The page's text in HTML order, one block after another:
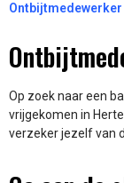
Op zoek naar een
vrijgekomen in
verzeker jezelf van